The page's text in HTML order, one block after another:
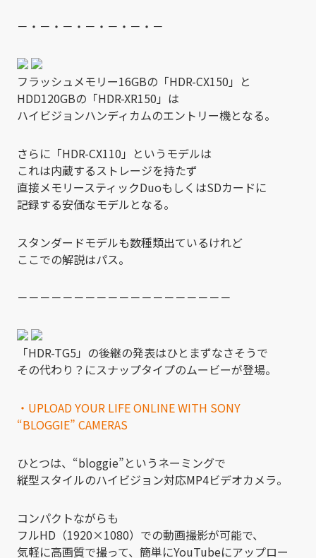
－・－・－・－・－・－・－
フラッシュメモリー16GBの「HDR-CX150」と
HDD120GBの「HDR-XR150」は
ハイビジョンハンディカムのエントリー機となる。
さらに「HDR-CX110」というモデルは
これは内蔵するストレージを持たず
直接メモリースティックDuoもしくはSDカードに
記録する安価なモデルとなる。
スタンダードモデルも数種類出ているけれど
ここでの解説はパス。
－－－－－－－－－－－－－－－－－－－
「HDR-TG5」の後継の発表はひとまずなさそうで
その代わり？にスナップタイプのムービーが登場。
・UPLOAD YOUR LIFE ONLINE WITH SONY
“BLOGGIE” CAMERAS
ひとつは、“bloggie”というネーミングで
縦型スタイルのハイビジョン対応MP4ビデオカメラ。
コンパクトながらも
フルHD（1920×1080）での動画撮影が可能で、
気軽に高画質で撮って、簡単にYouTubeにアップロー